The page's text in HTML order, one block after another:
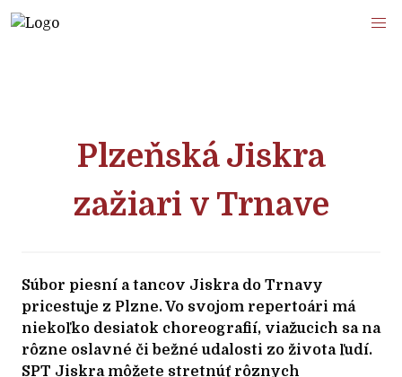
Plzeňská Jiskra
zažiari v Trnave
Súbor piesní a tancov Jiskra do Trnavy
pricestuje z Plzne. Vo svojom repertoári má
niekoľko desiatok choreografií, viažucich sa na
rôzne oslavné či bežné udalosti zo života ľudí.
SPT Jiskra môžete stretnúť rôznych